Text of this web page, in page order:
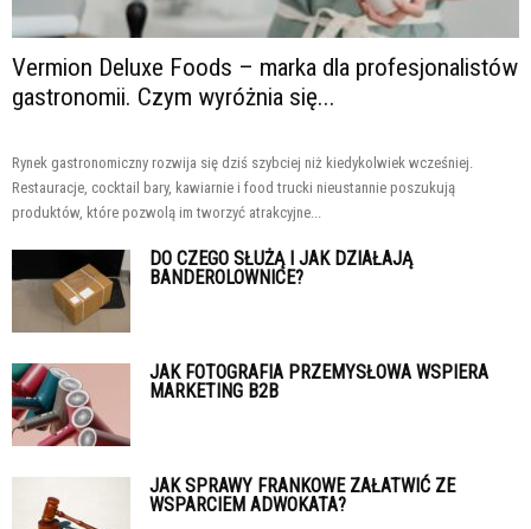
Vermion Deluxe Foods – marka dla profesjonalistów
gastronomii. Czym wyróżnia się...
Rynek gastronomiczny rozwija się dziś szybciej niż kiedykolwiek wcześniej.
Restauracje, cocktail bary, kawiarnie i food trucki nieustannie poszukują
produktów, które pozwolą im tworzyć atrakcyjne...
DO CZEGO SŁUŻĄ I JAK DZIAŁAJĄ
BANDEROLOWNICE?
JAK FOTOGRAFIA PRZEMYSŁOWA WSPIERA
MARKETING B2B
JAK SPRAWY FRANKOWE ZAŁATWIĆ ZE
WSPARCIEM ADWOKATA?